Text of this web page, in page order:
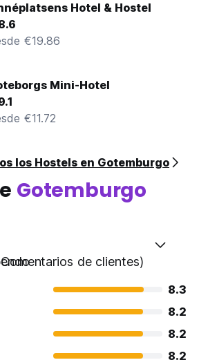
Hotel & Hostel
€19.86
Mini-Hotel
€11.72
los Hostels en Gotemburgo
Gotemburgo
de clientes)
8.3
8.2
8.2
8.2